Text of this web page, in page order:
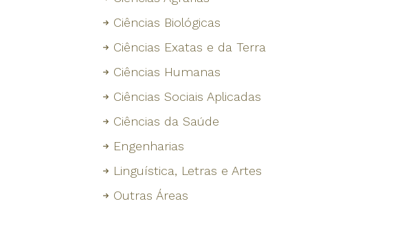
Ciências Biológicas
Ciências Exatas e da Terra
Ciências Humanas
Ciências Sociais Aplicadas
Ciências da Saúde
Engenharias
Linguística, Letras e Artes
Outras Áreas